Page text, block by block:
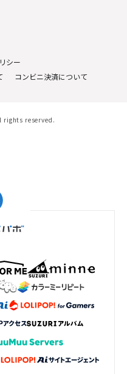
シー
コンビニ決済について
rights reserved.